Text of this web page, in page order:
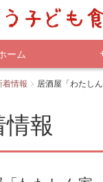
ーム
着情報 居酒屋「わたし
情報